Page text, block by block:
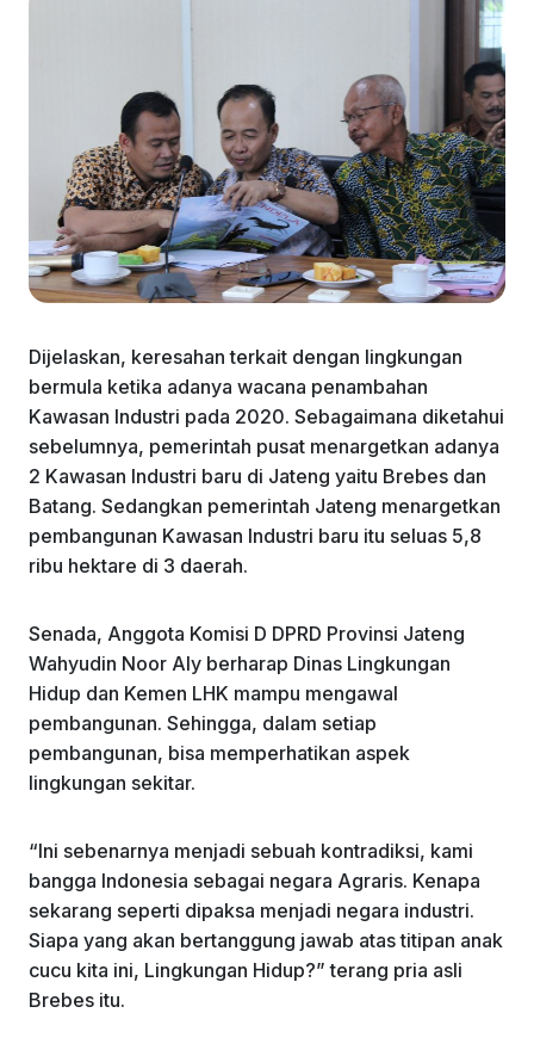
Dijelaskan, keresahan terkait dengan lingkungan
bermula ketika adanya wacana penambahan
Kawasan Industri pada 2020. Sebagaimana diketahui
sebelumnya, pemerintah pusat menargetkan adanya
2 Kawasan Industri baru di Jateng yaitu Brebes dan
Batang. Sedangkan pemerintah Jateng menargetkan
pembangunan Kawasan Industri baru itu seluas 5,8
ribu hektare di 3 daerah.
Senada, Anggota Komisi D DPRD Provinsi Jateng
Wahyudin Noor Aly berharap Dinas Lingkungan
Hidup dan Kemen LHK mampu mengawal
pembangunan. Sehingga, dalam setiap
pembangunan, bisa memperhatikan aspek
lingkungan sekitar.
“Ini sebenarnya menjadi sebuah kontradiksi, kami
bangga Indonesia sebagai negara Agraris. Kenapa
sekarang seperti dipaksa menjadi negara industri.
Siapa yang akan bertanggung jawab atas titipan anak
cucu kita ini, Lingkungan Hidup?” terang pria asli
Brebes itu.